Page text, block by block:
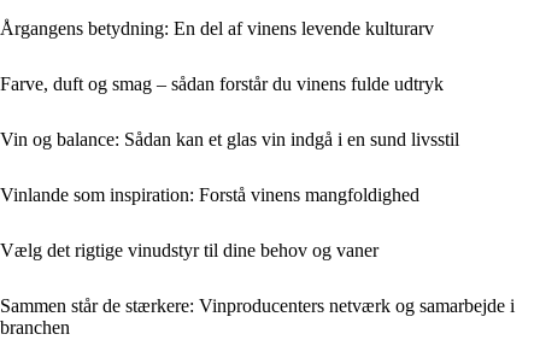
Årgangens betydning: En del af vinens levende kulturarv
Farve, duft og smag – sådan forstår du vinens fulde udtryk
Vin og balance: Sådan kan et glas vin indgå i en sund livsstil
Vinlande som inspiration: Forstå vinens mangfoldighed
Vælg det rigtige vinudstyr til dine behov og vaner
Sammen står de stærkere: Vinproducenters netværk og samarbejde i
branchen